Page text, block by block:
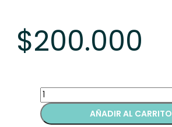
$200.000
Manual
de
marca
AÑADIR AL CARRITO